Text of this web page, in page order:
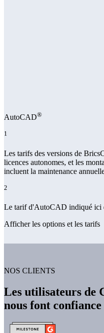
AutoCAD®
1
Les tarifs des versions de
licences autonomes, et les
incluent la maintenance
2
Le tarif d'AutoCAD indiqué ici
Afficher les options et les tarifs
NOS CLIENTS
Les utilisateurs de
nous font confiance